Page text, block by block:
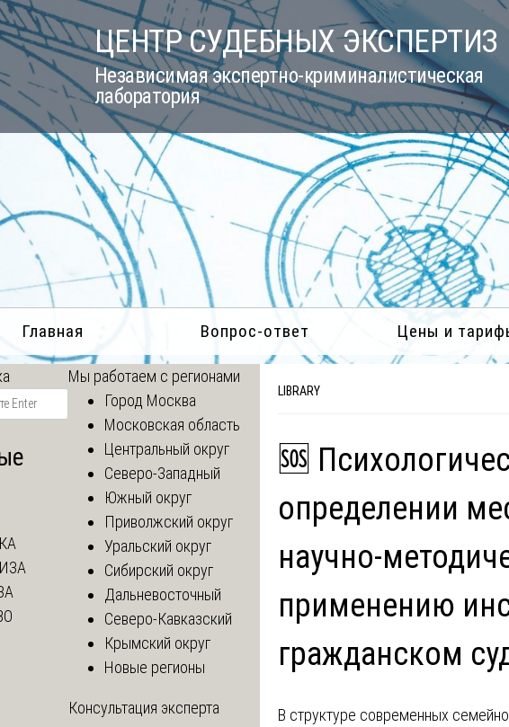
ЦЕНТР СУДЕБНЫХ ЭКСПЕРТИЗ
Независимая экспертно-криминалистическая
лаборатория
Главная Вопрос-ответ Цены и
LIBRARY
🆘
определении
научно-
применению
гражданском
В структуре современных
Мы работаем с регионами
Город Москва
Московская область
Центральный округ
Северо-Западный
Южный округ
Приволжский округ
Уральский округ
Сибирский округ
Дальневосточный
Северо-Кавказский
Крымский округ
Новые регионы
Консультация эксперта